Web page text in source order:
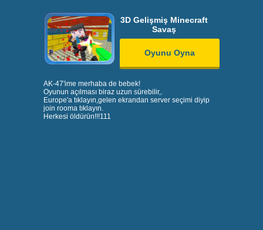
3D Gelişmiş Minecraft
Savaş
Oyunu Oyna
AK-47'ime merhaba de bebek!
Oyunun açılması biraz uzun sürebilir,.
Europe'a tıklayın,gelen ekrandan server seçimi diyip
join rooma tıklayın.
Herkesi öldürün!!!111